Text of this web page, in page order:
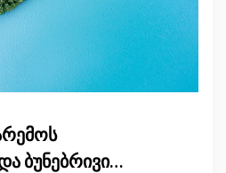
ბუნებრივი